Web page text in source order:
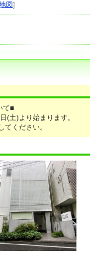
図]
て■
(土)より始まります。
ください。